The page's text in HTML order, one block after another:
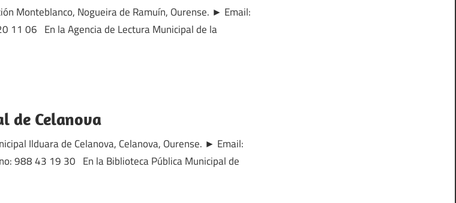
Monteblanco, Nogueira de Ramuín, Ourense. ► Email:
11 06 En la Agencia de Lectura Municipal de la
de Celanova
Ilduara de Celanova, Celanova, Ourense. ► Email:
988 43 19 30 En la Biblioteca Pública Municipal de